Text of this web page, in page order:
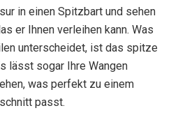
in einen Spitzbart und sehen
er Ihnen verleihen kann. Was
unterscheidet, ist das spitze
lässt sogar Ihre Wangen
was perfekt zu einem
passt.